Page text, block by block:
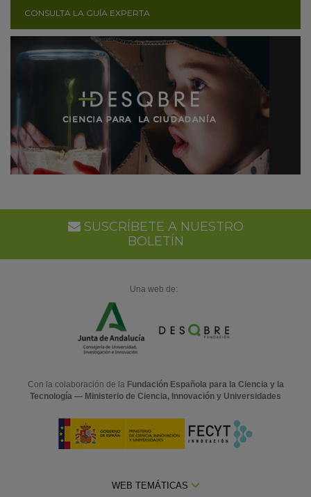
CONSULTA LA GUÍA EXPERTA
SUSCRÍBETE A NUESTRO
BOLETÍN
Una web de:
Con la colaboración de la Fundación Española para la Ciencia y la
Tecnología — Ministerio de Ciencia, Innovación y Universidades
WEB TEMÁTICAS